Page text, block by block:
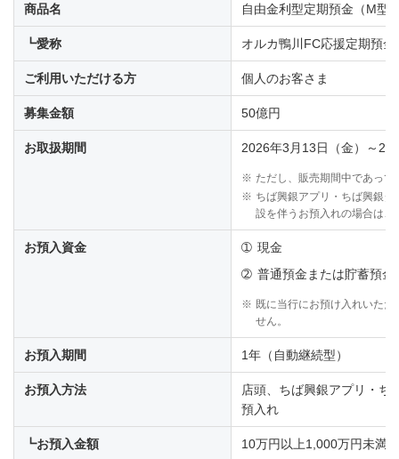
商品名 自由金利型定期預金（M型
┗愛称 オルカ鴨川FC応援定期預金
ご利用いただける方 個人のお客さま
募集金額 50億円
お取扱期間 2026年3月13日（金）～
※ ただし、販売期間中であっ
※ ちば興銀アプリ・ちば興銀
設を伴うお預入れの場合は
お預入資金 ➀ 現金
➁ 普通預金または貯蓄預金
※ 既に当行にお預け入れいた
せん。
お預入期間 1年（自動継続型）
お預入方法
店頭、ちば興銀アプリ・ち
預入れ
┗お預入金額 10万円以上1,000万円未満